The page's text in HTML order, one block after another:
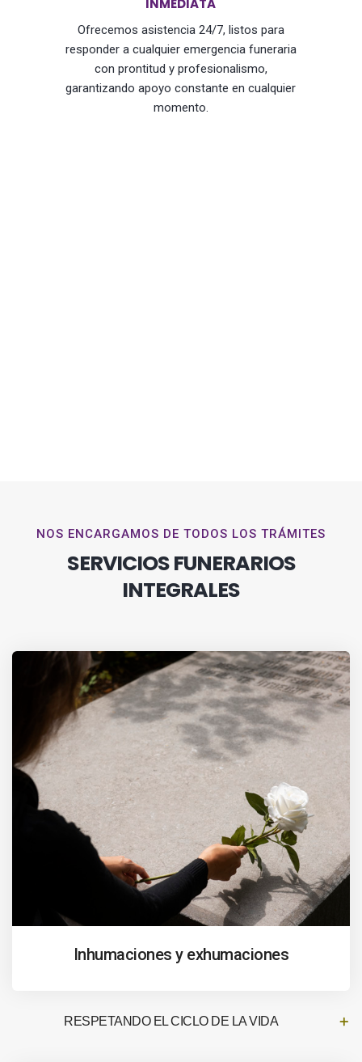
INMEDIATA
Ofrecemos asistencia 24/7, listos para
responder a cualquier emergencia funeraria
con prontitud y profesionalismo,
garantizando apoyo constante en cualquier
momento.
NOS ENCARGAMOS DE TODOS LOS TRÁMITES
SERVICIOS FUNERARIOS
INTEGRALES
Inhumaciones y exhumaciones
RESPETANDO EL CICLO DE LA VIDA